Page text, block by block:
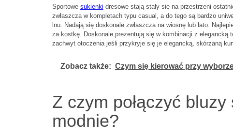
Sportowe sukienki dresowe stają stały się na przestrzeni
zwłaszcza w kompletach typu casual, a do tego są bardzo
lnu. Nadają się doskonale zwłaszcza na wiosnę lub lato.
za kostkę. Doskonale prezentują się w kombinacji z elegancką
zachwyt otoczenia jeśli przykryje się je elegancką, skórzaną
Zobacz także: Czym się kierować przy
Z czym połączyć
modnie?